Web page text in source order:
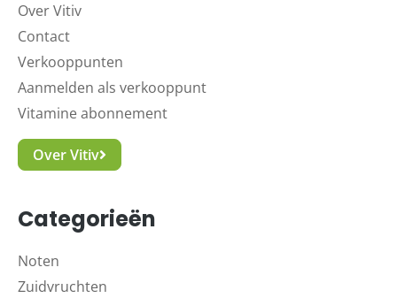
Over Vitiv
Contact
Verkooppunten
Aanmelden als verkooppunt
Vitamine abonnement
Over Vitiv
Categorieën
Noten
Zuidvruchten